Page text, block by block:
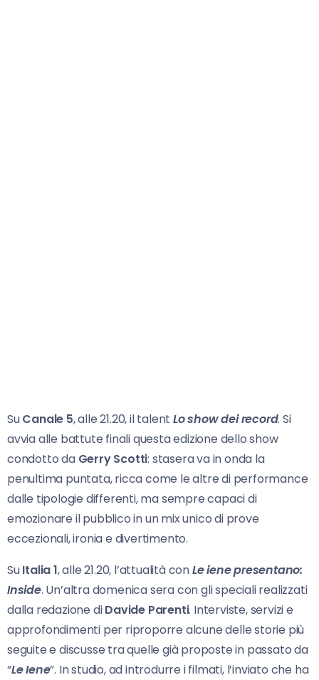
SuCanale 5, alle 21.20, il talentLo show dei record. Si
avvia alle battute finali questa edizione dello show
condotto da Gerry Scotti: stasera va in onda la
penultima puntata, ricca come le altre di performance
dalle tipologie differenti, ma sempre capaci di
emozionare il pubblico in un mix unico di prove
eccezionali, ironia e divertimento.
SuItalia 1, alle 21.20, l’attualità conLe iene presentano:
Inside. Un’altra domenica sera con gli speciali realizzati
dalla redazione diDavide Parenti. Interviste, servizi e
approfondimenti per riproporre alcune delle storie più
seguite e discusse tra quelle già proposte in passato da
“Le Iene”. In studio, ad introdurre i filmati, l’inviato che ha